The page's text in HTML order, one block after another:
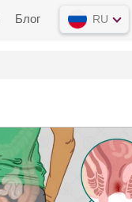
Блог RU